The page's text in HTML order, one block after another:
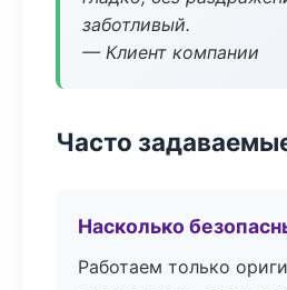
заботливый.
— Клиент компании
Часто
Насколько
Работаем только